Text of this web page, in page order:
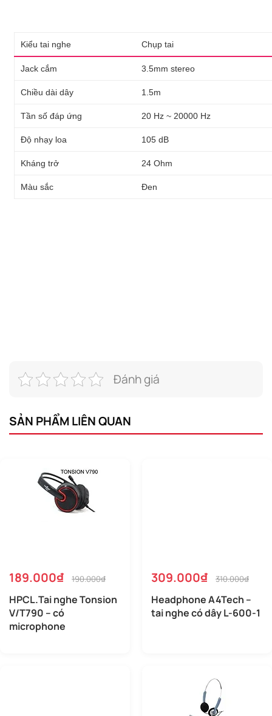
Kiểu tai nghe Chụp tai
Jack cắm 3.5mm stereo
Chiều dài dây 1.5m
Tần số đáp ứng 20 Hz ~ 20000 Hz
Độ nhạy loa 105 dB
Kháng trở 24 Ohm
Màu sắc Đen
Đánh giá
SẢN PHẨM LIÊN QUAN
189.000₫ 190.000₫
HPCL.Tai nghe Tonsion
V/T790 – có
microphone
309.000₫ 310.000₫
Headphone A4Tech –
tai nghe có dây L-600-1